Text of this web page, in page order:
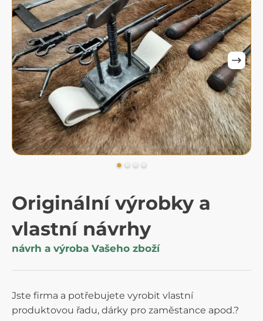
Originální výrobky a
vlastní návrhy
návrh a výroba Vašeho zboží
Jste firma a potřebujete vyrobit vlastní
produktovou řadu, dárky pro zaměstance apod.?